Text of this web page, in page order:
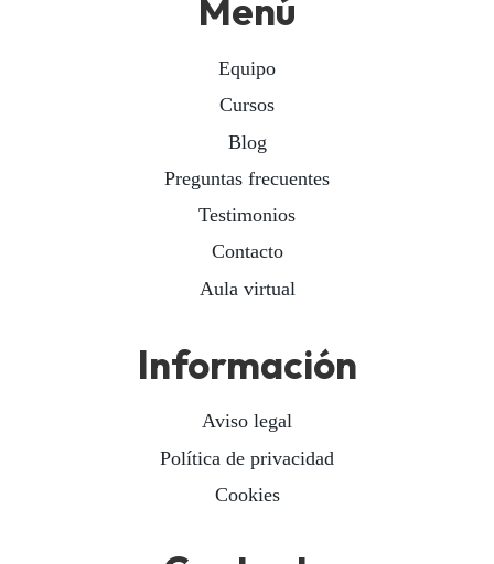
Menú
Equipo
Cursos
Blog
Preguntas frecuentes
Testimonios
Contacto
Aula virtual
Información
Aviso legal
Política de privacidad
Cookies